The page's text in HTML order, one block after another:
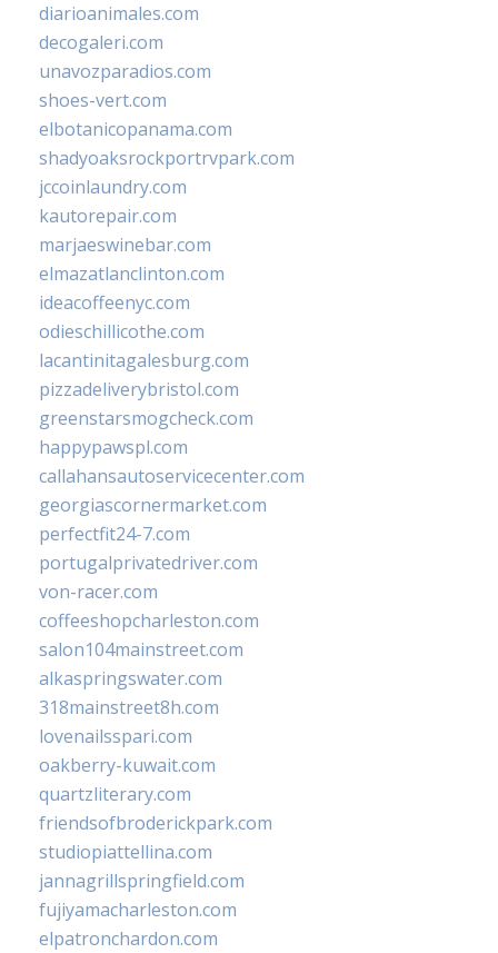
diarioanimales.com
decogaleri.com
unavozparadios.com
shoes-vert.com
elbotanicopanama.com
shadyoaksrockportrvpark.com
jccoinlaundry.com
kautorepair.com
marjaeswinebar.com
elmazatlanclinton.com
ideacoffeenyc.com
odieschillicothe.com
lacantinitagalesburg.com
pizzadeliverybristol.com
greenstarsmogcheck.com
happypawspl.com
callahansautoservicecenter.com
georgiascornermarket.com
perfectfit24-7.com
portugalprivatedriver.com
von-racer.com
coffeeshopcharleston.com
salon104mainstreet.com
alkaspringswater.com
318mainstreet8h.com
lovenailsspari.com
oakberry-kuwait.com
quartzliterary.com
friendsofbroderickpark.com
studiopiattellina.com
jannagrillspringfield.com
fujiyamacharleston.com
elpatronchardon.com